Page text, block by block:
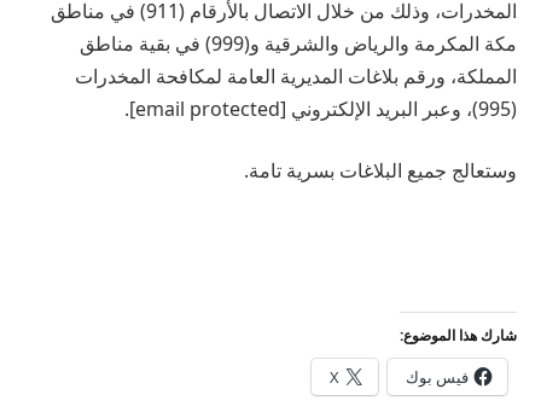
المخدرات، وذلك من خلال الاتصال بالأرقام (911) في مناطق
مكة المكرمة والرياض والشرقية و(999) في بقية مناطق
المملكة، ورقم بلاغات المديرية العامة لمكافحة المخدرات
(995)، وعبر البريد الإلكتروني [email protected].
وستعالج جميع البلاغات بسرية تامة.
شارك هذا الموضوع:
فيس بوك X